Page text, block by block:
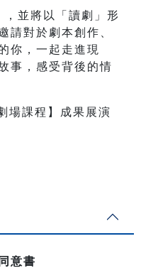
並將以「讀劇」形
請對於劇本創作、
你，一起走進現
事，感受背後的情
意書